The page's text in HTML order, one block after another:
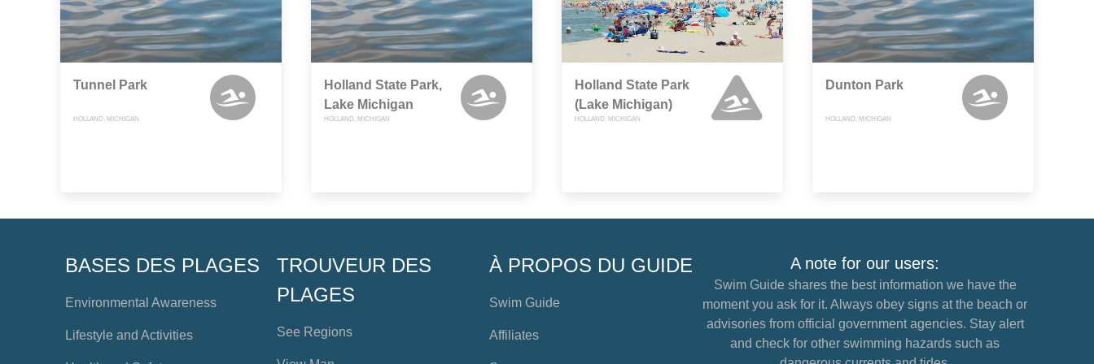
Tunnel Park
HOLLAND, MICHIGAN
Holland State Park,
Lake Michigan
HOLLAND, MICHIGAN
Holland State Park
(Lake Michigan)
HOLLAND, MICHIGAN
Dunton Park
HOLLAND, MICHIGAN
BASES DES PLAGES
Environmental Awareness
Lifestyle and Activities
TROUVEUR DES
PLAGES
See Regions
À PROPOS DU GUIDE
Swim Guide
Affiliates
A note for our users:
Swim Guide shares the best information we have the
moment you ask for it. Always obey signs at the beach or
advisories from official government agencies. Stay alert
and check for other swimming hazards such as